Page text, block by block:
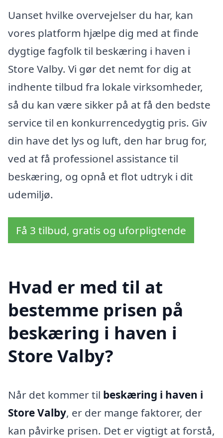
Uanset hvilke overvejelser du har, kan
vores platform hjælpe dig med at finde
dygtige fagfolk til beskæring i haven i
Store Valby. Vi gør det nemt for dig at
indhente tilbud fra lokale virksomheder,
så du kan være sikker på at få den bedste
service til en konkurrencedygtig pris. Giv
din have det lys og luft, den har brug for,
ved at få professionel assistance til
beskæring, og opnå et flot udtryk i dit
udemiljø.
Få 3 tilbud, gratis og uforpligtende
Hvad er med til at
bestemme prisen på
beskæring i haven i
Store Valby?
Når det kommer til beskæring i haven i
Store Valby, er der mange faktorer, der
kan påvirke prisen. Det er vigtigt at forstå,